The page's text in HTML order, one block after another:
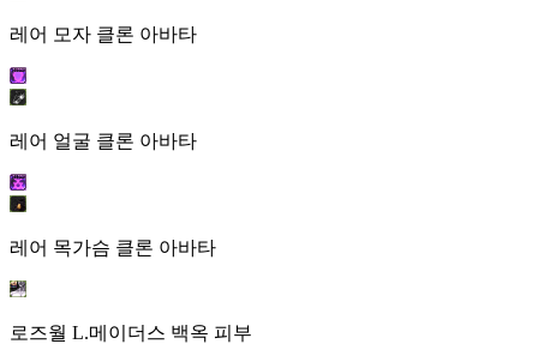
레어 모자 클론 아바타
레어 얼굴 클론 아바타
레어 목가슴 클론 아바타
로즈월 L.메이더스 백옥 피부